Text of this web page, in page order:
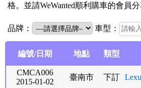
格。並請WeWanted順利購車的會員
品牌： 車型：
編號/日期 地點 類型
CMCA006
2015-01-02
臺南市 下訂